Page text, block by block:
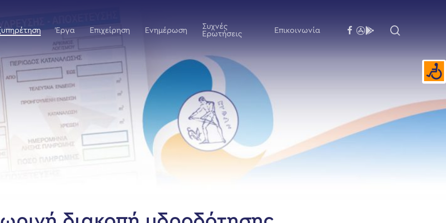
Έργα Επιχείρηση Ενημέρωση
Συχνές
Ερωτήσεις
Επικοινωνία facebook
flickrbehance